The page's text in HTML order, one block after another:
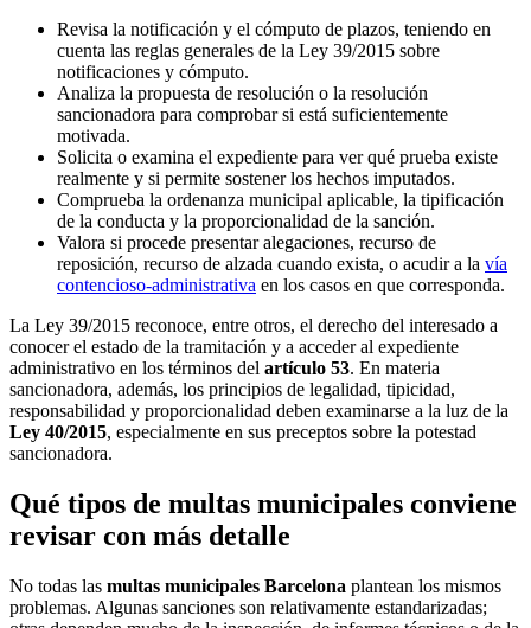
Revisa la notificación y el cómputo de plazos, teniendo en
cuenta las reglas generales de la Ley 39/2015 sobre
notificaciones y cómputo.
Analiza la propuesta de resolución o la resolución
sancionadora para comprobar si está suficientemente
motivada.
Solicita o examina el expediente para ver qué prueba existe
realmente y si permite sostener los hechos imputados.
Comprueba la ordenanza municipal aplicable, la tipificación
de la conducta y la proporcionalidad de la sanción.
Valora si procede presentar alegaciones, recurso de
reposición, recurso de alzada cuando exista, o acudir a la vía
contencioso-administrativa en los casos en que corresponda.
La Ley 39/2015 reconoce, entre otros, el derecho del interesado a
conocer el estado de la tramitación y a acceder al expediente
administrativo en los términos del artículo 53. En materia
sancionadora, además, los principios de legalidad, tipicidad,
responsabilidad y proporcionalidad deben examinarse a la luz de la
Ley 40/2015, especialmente en sus preceptos sobre la potestad
sancionadora.
Qué tipos de multas municipales conviene
revisar con más detalle
No todas las multas municipales Barcelona plantean los mismos
problemas. Algunas sanciones son relativamente estandarizadas;